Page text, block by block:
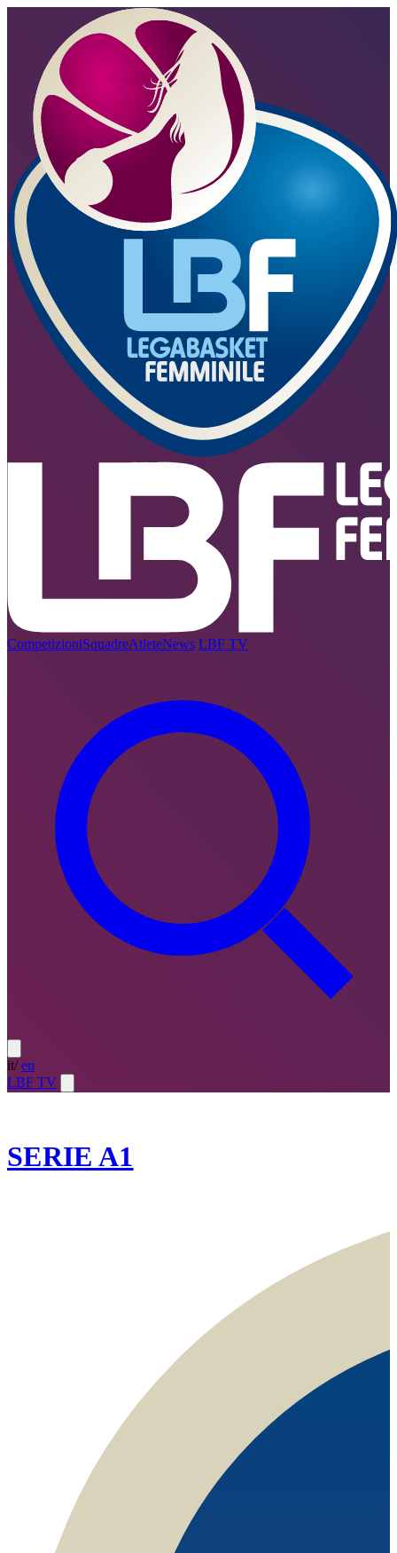
CompetizioniSquadreAtleteNews LBF TV
it/ en
LBF TV
SERIE A1